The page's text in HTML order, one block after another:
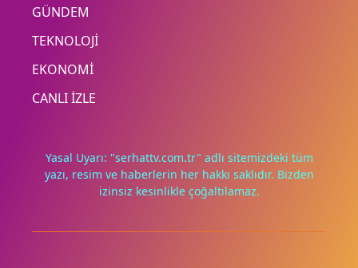
Deneyimini iyileştirmek ve içeriğimizi geliştirmek için çerezler
GÜNDEM
TEKNOLOJİ
EKONOMİ
CANLI İZLE
Yasal Uyarı: "serhattv.com.tr" adlı sitemizdeki tüm
yazı, resim ve haberlerin her hakkı saklıdır. Bizden
izinsiz kesinlikle çoğaltılamaz.